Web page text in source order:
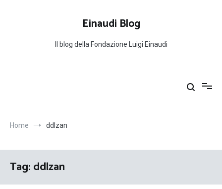
Einaudi Blog
Il blog della Fondazione Luigi Einaudi
Home ddlzan
Tag:ddlzan